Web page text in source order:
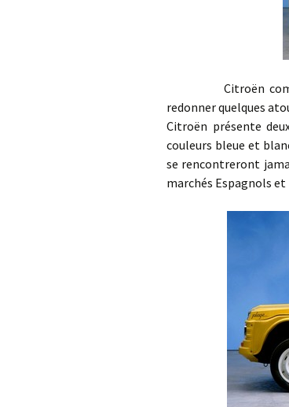
Citroën
redonner quelques
Citroën présente
couleurs bleue et
se rencontreront
marchés Espagnols